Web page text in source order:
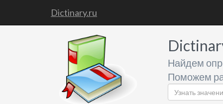
Dictinary.ru
Найдем
Поможем